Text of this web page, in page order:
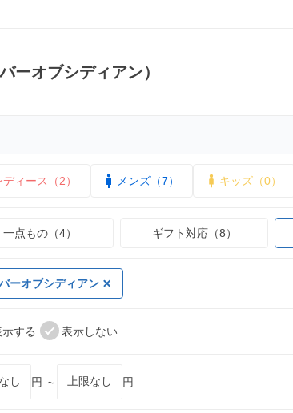
ーオブシディアン）
ディース（2） メンズ（7） キッズ（0）
一点もの（4） ギフト対応（8）
ーオブシディアン
示する 表示しない
円 ～ 円